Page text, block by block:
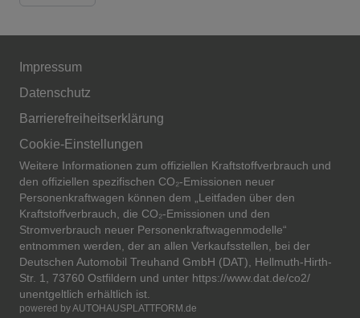
Impressum
Datenschutz
Barrierefreiheitserklärung
Cookie-Einstellungen
Weitere Informationen zum offiziellen Kraftstoffverbrauch und
den offiziellen spezifischen CO₂-Emissionen neuer
Personenkraftwagen können dem „Leitfaden über den
Kraftstoffverbrauch, die CO₂-Emissionen und den
Stromverbrauch neuer Personenkraftwagenmodelle“
entnommen werden, der an allen Verkaufsstellen, bei der
Deutschen Automobil Treuhand GmbH (DAT), Hellmuth-Hirth-
Str. 1, 73760 Ostfildern und unter https://www.dat.de/co2/
unentgeltlich erhältlich ist.
powered byAUTOHAUSPLATTFORM.de